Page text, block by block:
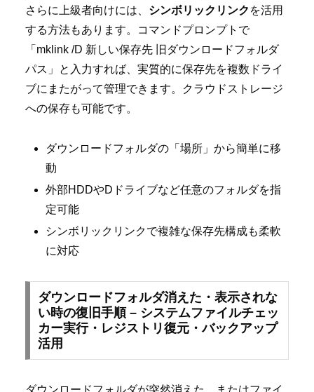
さらに上級者向けには、 シンボリックリンク を活用
する方法もあります。コマンドプロンプトで
「mklink /D 新しい保存先 旧ダウンロードフォルダ
パス」と入力すれば、実質的に保存先を複数ドライ
ブにまたがって管理できます。クラウドストレージ
への保存も可能です。
ダウンロードフォルダの「場所」から簡単に移
動
外部HDDやDドライブなど任意のフォルダを指
定可能
シンボリックリンクで複雑な保存先構成も柔軟
に対応
ダウンロードフォルダ消えた・表示されな
い時の復旧手順 – システムファイルチェッ
カー実行・レジストリ復元・バックアップ
活用
ダウンロードフォルダが突然消えた、またはファイ